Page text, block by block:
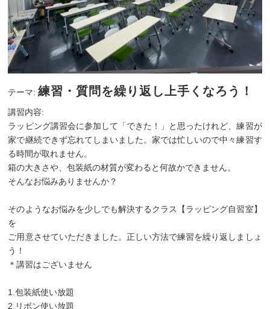
テーマ:練習・質問を繰り返し上手くなろう！
講習内容:
ラッピング講習会に参加して「できた！」と思ったけれど、練習が
家で継続できず忘れてしまいました。家では忙しいので中々練習す
る時間が取れません。
箱の大きさや、包装紙の材質が変わると何故かできません。
そんなお悩みありませんか？
そのようなお悩みを少しでも解決するクラス【ラッピング自習室】
を
ご用意させていただきました。正しい方法で練習を繰り返しましょ
う！
＊講習はございません
1.包装紙使い放題
2.リボン使い放題